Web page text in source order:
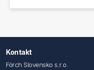
Kontakt
Förch Slovensko s.r.o.